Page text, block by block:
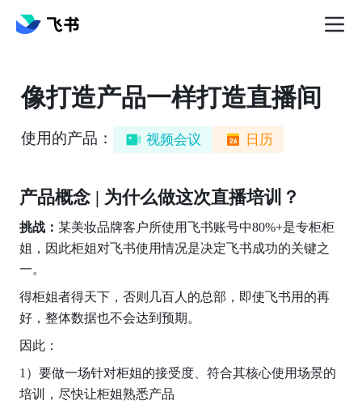
像打造产品一样打造直播间
使用的产品： 视频会议 日历
产品概念 | 为什么做这次直播培训？
挑战： 某美妆品牌客户所使用飞书账号中80%+是专柜柜
姐，因此柜姐对飞书使用情况是决定飞书成功的关键之
一。
得柜姐者得天下，否则几百人的总部，即使飞书用的再
好，整体数据也不会达到预期。
因此：
1）要做一场针对柜姐的接受度、符合其核心使用场景的
培训，尽快让柜姐熟悉产品